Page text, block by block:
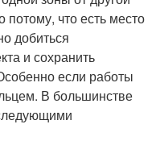
потому, что есть место
добиться
и сохранить
если работы
В большинстве